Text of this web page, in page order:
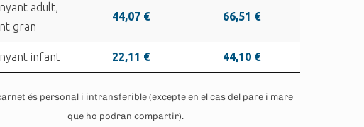
adult,
gran
44,07 € 66,51 €
infant 22,11 € 44,10 €
és personal i intransferible (excepte en el cas del pare i mare
que ho podran compartir).